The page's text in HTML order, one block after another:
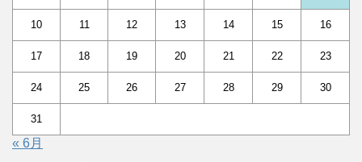
10 11 12 13 14 15 16
17 18 19 20 21 22 23
24 25 26 27 28 29 30
31
« 6月